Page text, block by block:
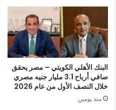
البنك الأهلي الكويتي – مصر يحقق
صافي أرباح 3.1 مليار جنيه مصري
خلال النصف الأول من عام 2026
منذ يومين